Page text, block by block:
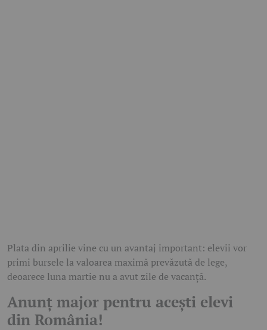
Plata din aprilie vine cu un avantaj important: elevii vor
primi bursele la valoarea maximă prevăzută de lege,
deoarece luna martie nu a avut zile de vacanță.
Anunț major pentru acești elevi
din România!